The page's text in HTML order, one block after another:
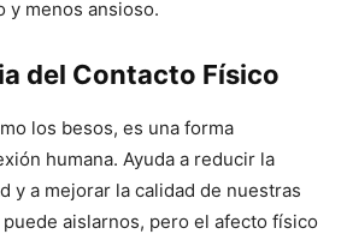
y menos ansioso.
del Contacto Físico
los besos, es una forma
humana. Ayuda a reducir la
y a mejorar la calidad de nuestras
aislarnos, pero el afecto físico